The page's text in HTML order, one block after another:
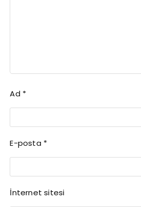
Ad *
E-posta *
İnternet sitesi